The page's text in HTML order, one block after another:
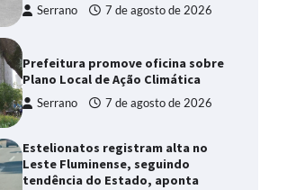
Serrano 7 de agosto de 2026
Prefeitura promove oficina sobre
Plano Local de Ação Climática
Serrano 7 de agosto de 2026
Estelionatos registram alta no
Leste Fluminense, seguindo
tendência do Estado, aponta